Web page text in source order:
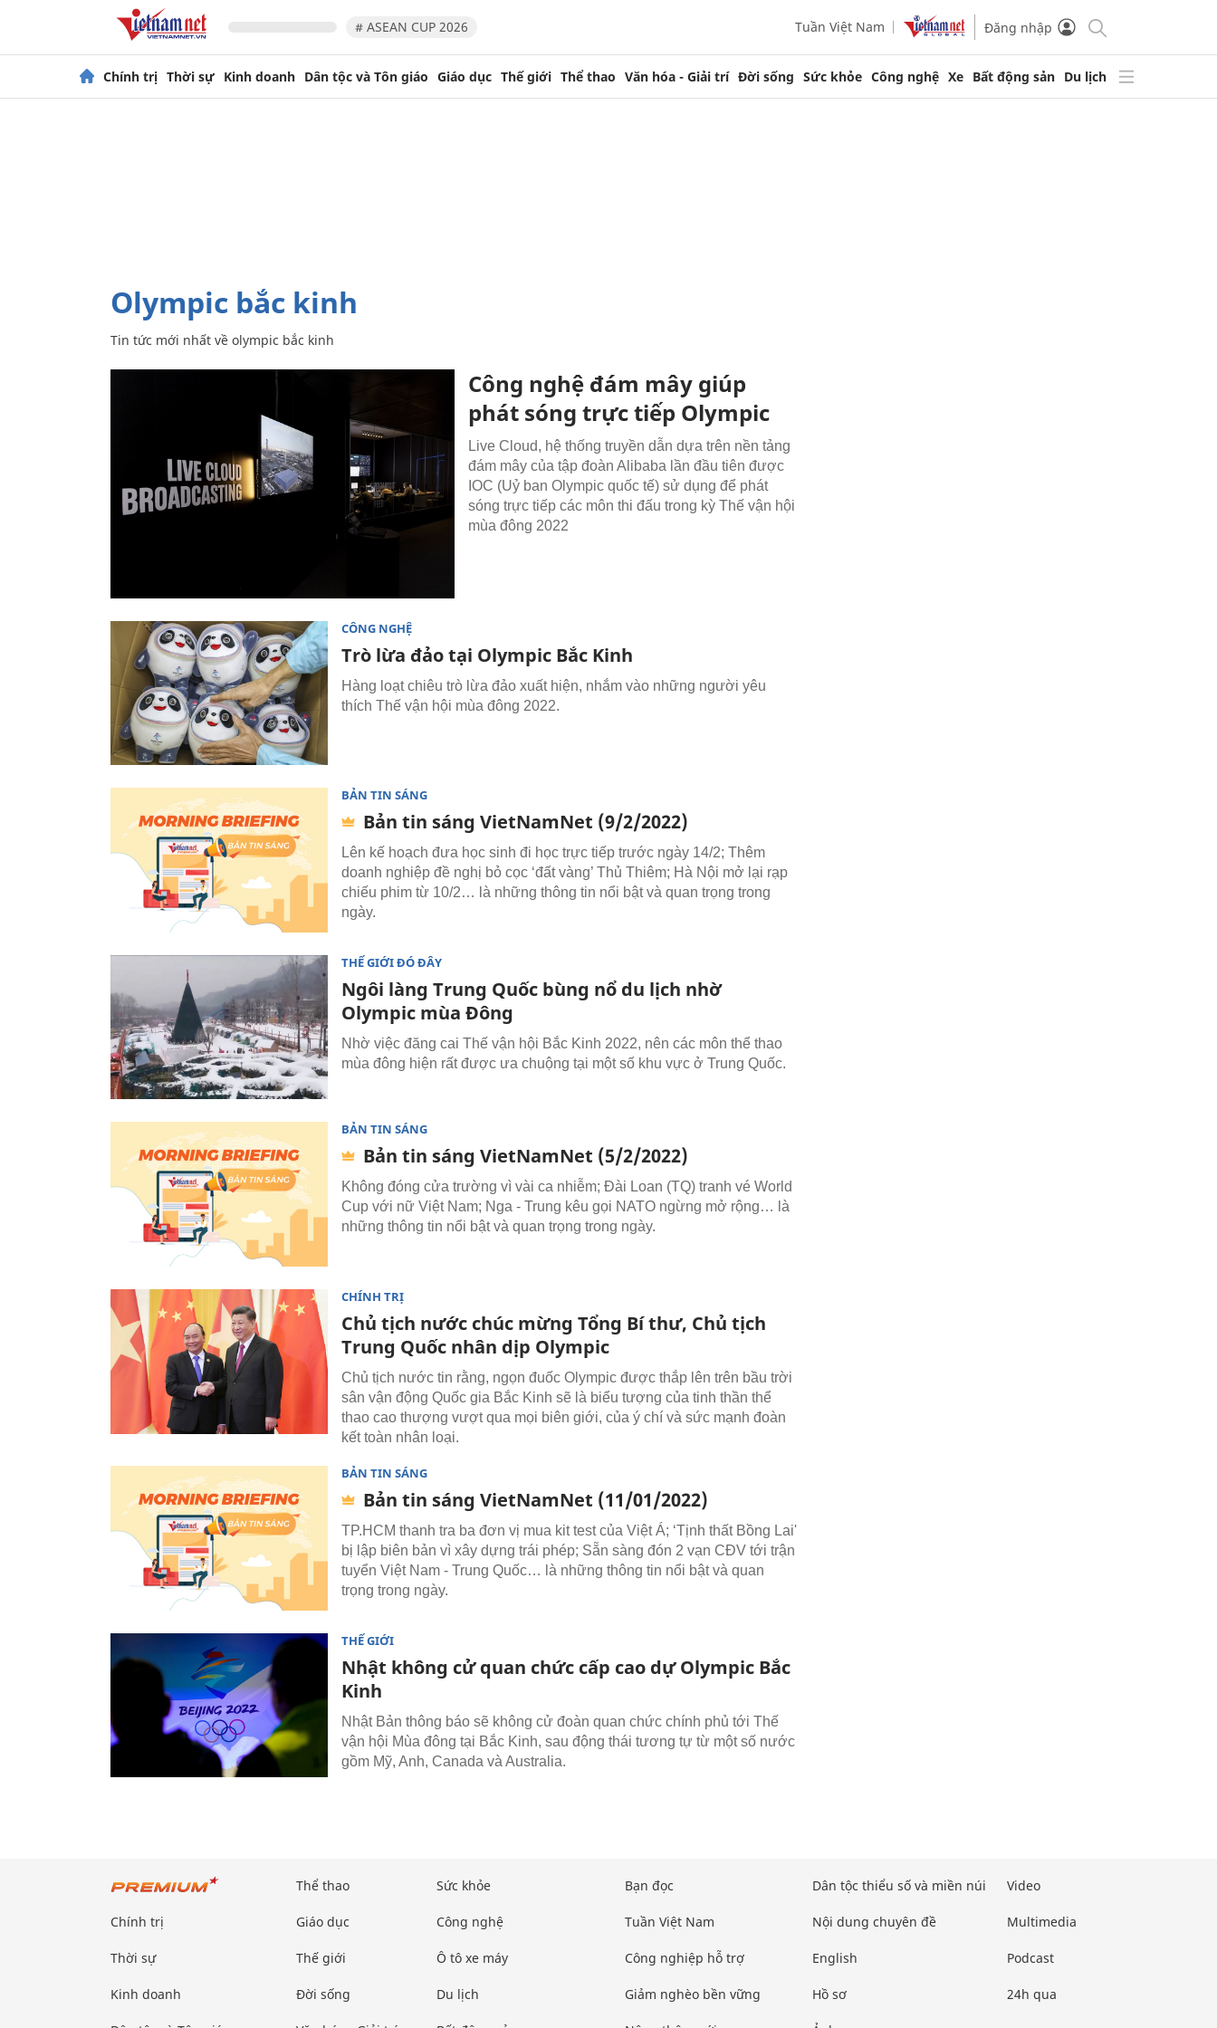
# ASEAN CUP 2026 Tuần Việt Nam Đăng nhập
Chính trị Thời sự Kinh doanh Dân tộc và Tôn giáo Giáo dục Thế giới Thể thao Văn hóa - Giải trí Đời sống Sức khỏe Công nghệ Xe Bất động sản Du lịch
olympic bắc kinh
Tin tức mới nhất về olympic bắc kinh
Công nghệ đám mây giúp
phát sóng trực tiếp Olympic
Live Cloud, hệ thống truyền dẫn dựa trên nền tảng
đám mây của tập đoàn Alibaba lần đầu tiên được
IOC (Uỷ ban Olympic quốc tế) sử dụng để phát
sóng trực tiếp các môn thi đấu trong kỳ Thế vận hội
mùa đông 2022
CÔNG NGHỆ
Trò lừa đảo tại Olympic Bắc Kinh
Hàng loạt chiêu trò lừa đảo xuất hiện, nhắm vào những người yêu
thích Thế vận hội mùa đông 2022.
BẢN TIN SÁNG
Bản tin sáng VietNamNet (9/2/2022)
Lên kế hoạch đưa học sinh đi học trực tiếp trước ngày 14/2; Thêm
doanh nghiệp đề nghị bỏ cọc ‘đất vàng’ Thủ Thiêm; Hà Nội mở lại rạp
chiếu phim từ 10/2… là những thông tin nổi bật và quan trọng trong
ngày.
THẾ GIỚI ĐÓ ĐÂY
Ngôi làng Trung Quốc bùng nổ du lịch nhờ
Olympic mùa Đông
Nhờ việc đăng cai Thế vận hội Bắc Kinh 2022, nên các môn thể thao
mùa đông hiện rất được ưa chuộng tại một số khu vực ở Trung Quốc.
BẢN TIN SÁNG
Bản tin sáng VietNamNet (5/2/2022)
Không đóng cửa trường vì vài ca nhiễm; Đài Loan (TQ) tranh vé World
Cup với nữ Việt Nam; Nga - Trung kêu gọi NATO ngừng mở rộng… là
những thông tin nổi bật và quan trọng trong ngày.
CHÍNH TRỊ
Chủ tịch nước chúc mừng Tổng Bí thư, Chủ tịch
Trung Quốc nhân dịp Olympic
Chủ tịch nước tin rằng, ngọn đuốc Olympic được thắp lên trên bầu trời
sân vận động Quốc gia Bắc Kinh sẽ là biểu tượng của tinh thần thể
thao cao thượng vượt qua mọi biên giới, của ý chí và sức mạnh đoàn
kết toàn nhân loại.
BẢN TIN SÁNG
Bản tin sáng VietNamNet (11/01/2022)
TP.HCM thanh tra ba đơn vị mua kit test của Việt Á; ‘Tịnh thất Bồng Lai'
bị lập biên bản vì xây dựng trái phép; Sẵn sàng đón 2 vạn CĐV tới trận
tuyển Việt Nam - Trung Quốc… là những thông tin nổi bật và quan
trọng trong ngày.
THẾ GIỚI
Nhật không cử quan chức cấp cao dự Olympic Bắc
Kinh
Nhật Bản thông báo sẽ không cử đoàn quan chức chính phủ tới Thế
vận hội Mùa đông tại Bắc Kinh, sau động thái tương tự từ một số nước
gồm Mỹ, Anh, Canada và Australia.
Chính trị
Thời sự
Kinh doanh
Thể thao
Giáo dục
Thế giới
Đời sống
Sức khỏe
Công nghệ
Ô tô xe máy
Du lịch
Bạn đọc
Tuần Việt Nam
Công nghiệp hỗ trợ
Giảm nghèo bền vững
Dân tộc thiểu số và miền núi
Nội dung chuyên đề
English
Hồ sơ
Video
Multimedia
Podcast
24h qua